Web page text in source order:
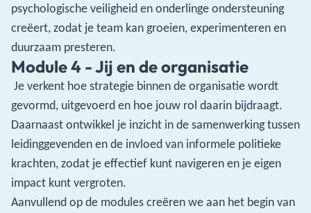
psychologische veiligheid en onderlinge ondersteuning
creëert, zodat je team kan groeien, experimenteren en
duurzaam presteren.
Module 4 - Jij en de organisatie
Je verkent hoe strategie binnen de organisatie wordt
gevormd, uitgevoerd en hoe jouw rol daarin bijdraagt.
Daarnaast ontwikkel je inzicht in de samenwerking tussen
leidinggevenden en de invloed van informele politieke
krachten, zodat je effectief kunt navigeren en je eigen
impact kunt vergroten.
Aanvullend op de modules creëren we aan het begin van